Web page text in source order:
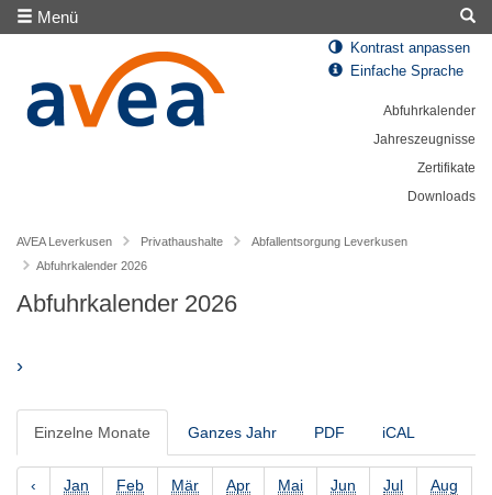
Menü
Kontrast anpassen
Einfache Sprache
Abfuhrkalender
Jahreszeugnisse
Zertifikate
Downloads
AVEA Leverkusen Privathaushalte
Abfallentsorgung Leverkusen
Abfuhrkalender 2026
Abfuhrkalender 2026
›
Einzelne Monate Ganzes Jahr PDF iCAL
‹ Jan Feb Mär Apr Mai Jun Jul Aug